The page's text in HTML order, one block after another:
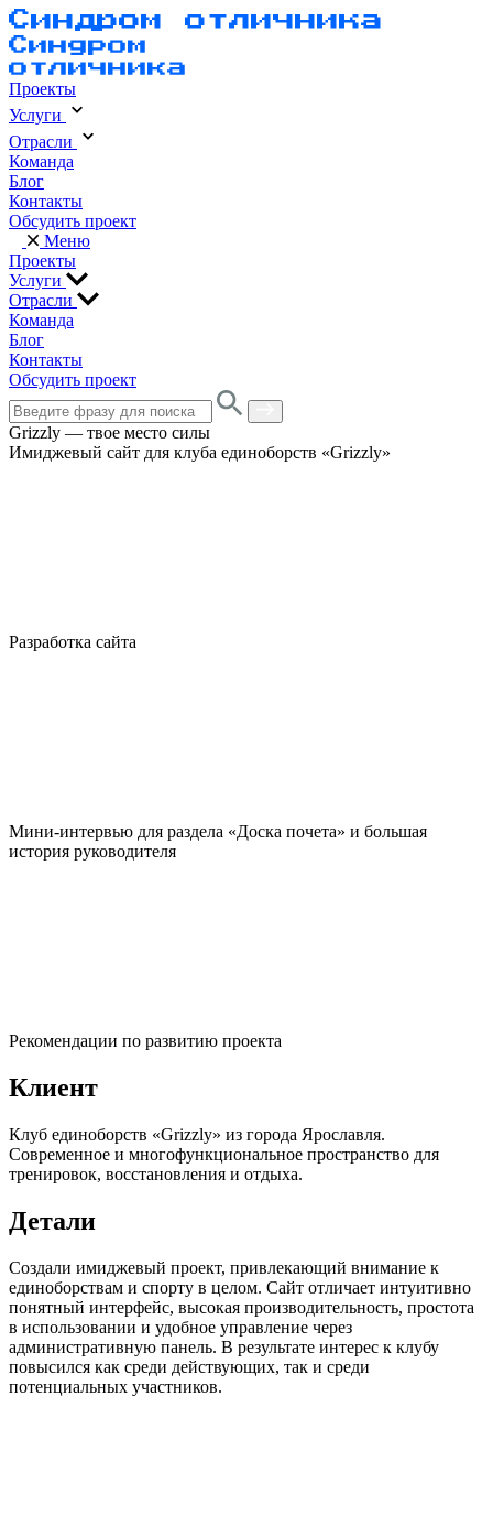
Проекты
Услуги
Отрасли
Команда
Блог
Контакты
Обсудить проект
Меню
Проекты
Услуги
Отрасли
Команда
Блог
Контакты
Обсудить проект
Grizzly — твое место силы
Имиджевый сайт для клуба единоборств «Grizzly»
Разработка сайта
Мини-интервью для раздела «Доска почета» и большая
история руководителя
Рекомендации по развитию проекта
Клиент
Клуб единоборств «Grizzly» из города Ярославля.
Современное и многофункциональное пространство для
тренировок, восстановления и отдыха.
Детали
Создали имиджевый проект, привлекающий внимание к
единоборствам и спорту в целом. Сайт отличает интуитивно
понятный интерфейс, высокая производительность, простота
в использовании и удобное управление через
административную панель. В результате интерес к клубу
повысился как среди действующих, так и среди
потенциальных участников.